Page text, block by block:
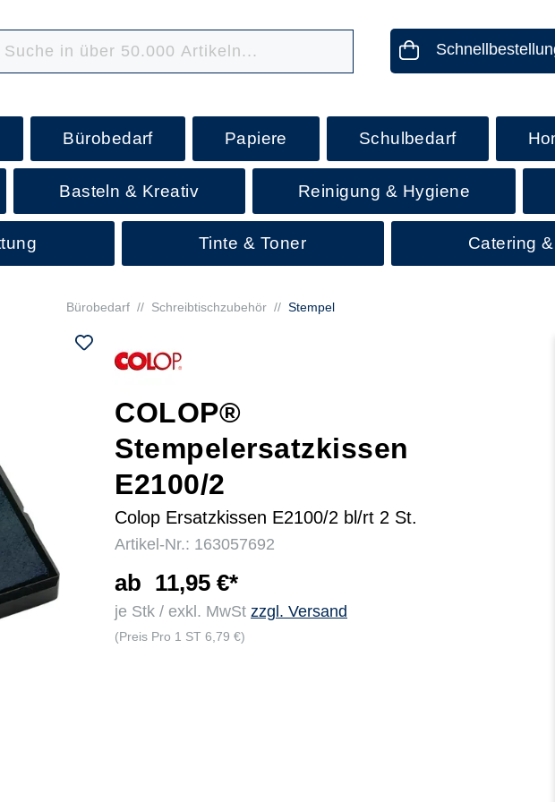
Bürobedarf Papiere Schulbedarf
Basteln & Kreativ Reinigung & Hygiene
Tinte & Toner Catering
Bürobedarf // Schreibtischzubehör // Stempel
COLOP®
Stempelersatzkissen
E2100/2
Colop Ersatzkissen E2100/2 bl/rt 2 St.
Artikel-Nr.: 163057692
ab 11,95 €*
je Stk / exkl. MwSt zzgl. Versand
(Preis Pro 1 ST 6,79 €)